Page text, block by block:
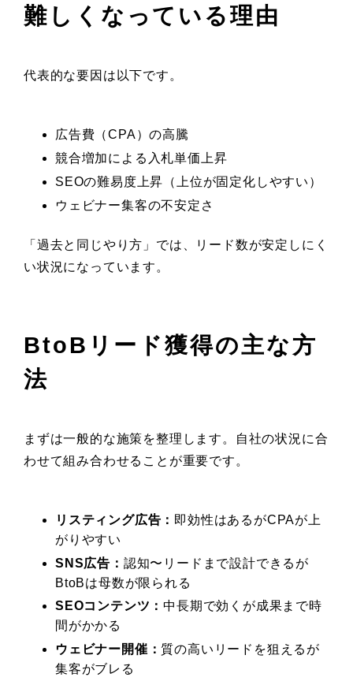
難しくなっている理由
代表的な要因は以下です。
広告費（CPA）の高騰
競合増加による入札単価上昇
SEOの難易度上昇（上位が固定化しやすい）
ウェビナー集客の不安定さ
「過去と同じやり方」では、リード数が安定しにく
い状況になっています。
BtoBリード獲得の主な方
法
まずは一般的な施策を整理します。自社の状況に合
わせて組み合わせることが重要です。
リスティング広告： 即効性はあるがCPAが上
がりやすい
SNS広告： 認知〜リードまで設計できるが
BtoBは母数が限られる
SEOコンテンツ：中長期で効くが成果まで時
間がかかる
ウェビナー開催： 質の高いリードを狙えるが
集客がブレる